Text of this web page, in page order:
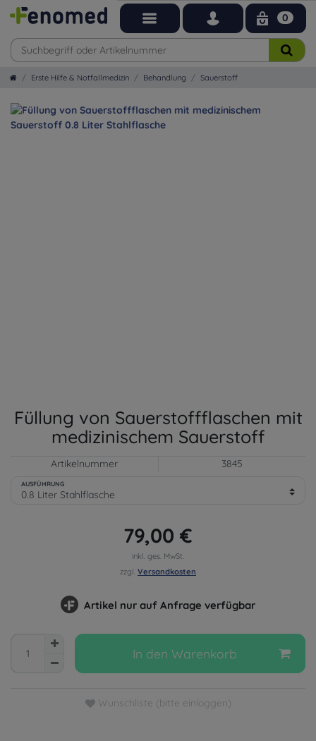
0
Erste Hilfe & Notfallmedizin Behandlung Sauerstoff
Füllung von Sauerstoffflaschen mit
medizinischem Sauerstoff
Artikelnummer 3845
AUSFÜHRUNG
79,00 €
inkl. ges. MwSt.
zzgl. Versandkosten
Artikel nur auf Anfrage verfügbar
In den Warenkorb
Wunschliste (bitte einloggen)